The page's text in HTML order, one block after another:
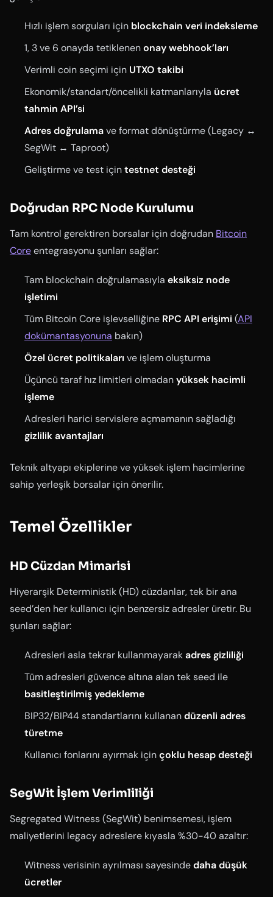
Hızlı işlem sorguları için blockchain veri indeksleme
1, 3 ve 6 onayda tetiklenenonay webhook’ları
Verimli coin seçimi için UTXO takibi
Ekonomik/standart/öncelikli katmanlarıyla ücret
tahmin API’si
Adres doğrulamave format dönüştürme (Legacy ↔
SegWit ↔ Taproot)
Geliştirme ve test içintestnet desteği
Doğrudan RPC Node Kurulumu
Tam kontrol gerektiren borsalar için doğrudan Bitcoin
Coreentegrasyonu şunları sağlar:
Tam blockchain doğrulamasıyla eksiksiz node
işletimi
Tüm Bitcoin Core işlevselliğine RPC API erişimi (API
dokümantasyonuna bakın)
Özel ücret politikaları ve işlem oluşturma
Üçüncü taraf hız limitleri olmadanyüksek hacimli
işleme
Adresleri harici servislere açmamanın sağladığı
gizlilik avantajları
Teknik altyapı ekiplerine ve yüksek işlem hacimlerine
sahip yerleşik borsalar için önerilir.
Temel Özellikler
HD Cüzdan Mimarisi
Hiyerarşik Deterministik (HD) cüzdanlar, tek bir ana
seed’den her kullanıcı için benzersiz adresler üretir. Bu
şunları sağlar:
Adresleri asla tekrar kullanmayarakadres gizliliği
Tüm adresleri güvence altına alan tek seed ile
basitleştirilmiş yedekleme
BIP32/BIP44 standartlarını kullanandüzenli adres
türetme
Kullanıcı fonlarını ayırmak içinçoklu hesap desteği
SegWit İşlem Verimliliği
Segregated Witness (SegWit) benimsemesi, işlem
maliyetlerini legacy adreslere kıyasla %30-40 azaltır:
Witness verisinin ayrılması sayesindedaha düşük
ücretler